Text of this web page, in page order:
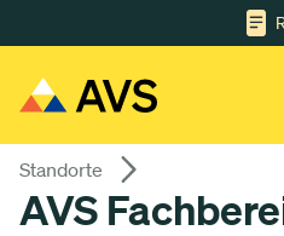
Standorte
AVS